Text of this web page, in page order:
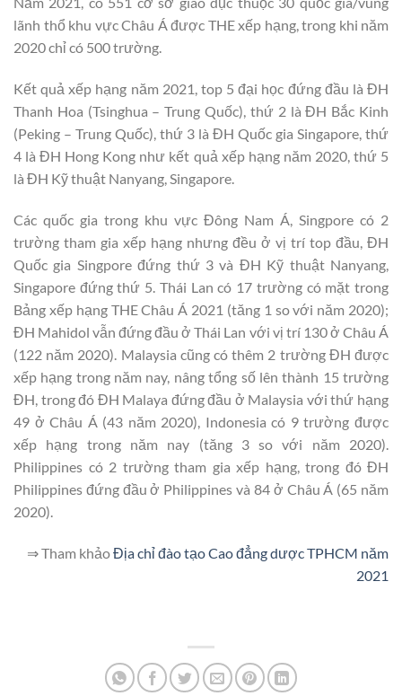
lãnh thổ khu vực Châu Á được THE xếp hạng, trong khi năm
2020 chỉ có 500 trường.
Kết quả xếp hạng năm 2021, top 5 đại học đứng đầu là ĐH
Thanh Hoa (Tsinghua – Trung Quốc), thứ 2 là ĐH Bắc Kinh
(Peking – Trung Quốc), thứ 3 là ĐH Quốc gia Singapore, thứ
4 là ĐH Hong Kong như kết quả xếp hạng năm 2020, thứ 5
là ĐH Kỹ thuật Nanyang, Singapore.
Các quốc gia trong khu vực Đông Nam Á, Singpore có 2
trường tham gia xếp hạng nhưng đều ở vị trí top đầu, ĐH
Quốc gia Singpore đứng thứ 3 và ĐH Kỹ thuật Nanyang,
Singapore đứng thứ 5. Thái Lan có 17 trường có mặt trong
Bảng xếp hạng THE Châu Á 2021 (tăng 1 so với năm 2020);
ĐH Mahidol vẫn đứng đầu ở Thái Lan với vị trí 130 ở Châu Á
(122 năm 2020). Malaysia cũng có thêm 2 trường ĐH được
xếp hạng trong năm nay, nâng tổng số lên thành 15 trường
ĐH, trong đó ĐH Malaya đứng đầu ở Malaysia với thứ hạng
49 ở Châu Á (43 năm 2020), Indonesia có 9 trường được
xếp hạng trong năm nay (tăng 3 so với năm 2020).
Philippines có 2 trường tham gia xếp hạng, trong đó ĐH
Philippines đứng đầu ở Philippines và 84 ở Châu Á (65 năm
2020).
⇒ Tham khảoĐịa chỉ đào tạo Cao đẳng dược TPHCM năm
2021